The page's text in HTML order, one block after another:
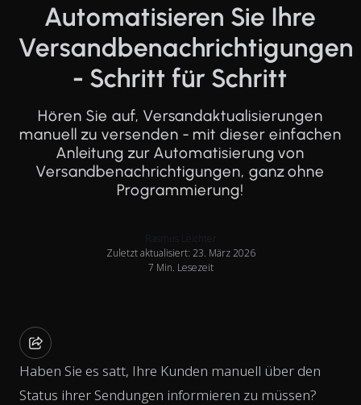
Automatisieren Sie Ihre
Versandbenachrichtigungen
- Schritt für Schritt
Hören Sie auf, Versandaktualisierungen
manuell zu versenden - mit dieser einfachen
Anleitung zur Automatisierung von
Versandbenachrichtigungen, ganz ohne
Programmierung!
Rasmus Leichter
Zuletzt aktualisiert: 23. März 2026
7 Min. Lesezeit
Haben Sie es satt, Ihre Kunden manuell über den
Status ihrer Sendungen informieren zu müssen?